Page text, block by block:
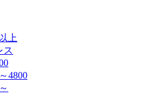
上
ス
4800